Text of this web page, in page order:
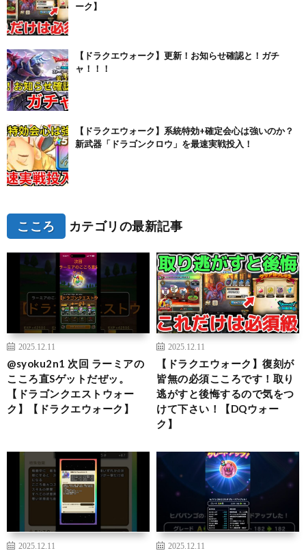
ーク】
【ドラクエウォーク】更新！お知らせ確認と！ガチ
ャ！！！
【ドラクエウォーク】系統特効+確定会心は強いのか？
新武器「ドラゴンクロウ」を最速実戦投入！
こころ カテゴリの最新記事
2025.12.11
@syoku2n1 次回 ラーミアの
こころ直Sゲットだぜッ。
【ドラゴンクエストウォー
ク】【ドラクエウォーク】
2025.12.11
【ドラクエウォーク】復刻が
皆無の必須こころです！取り
逃がすと後悔するので気をつ
けて下さい！【DQウォー
ク】
2025.12.11 2025.12.11